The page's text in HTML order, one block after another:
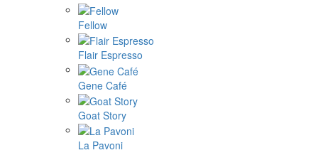
9Barista
Aram coffee
Bellman coffee